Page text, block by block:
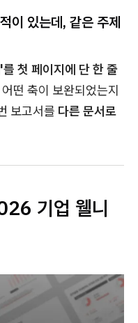
이 있는데, 같은 주제
첫 페이지에 단 한 줄
떤 축이 보완되었는지
보고서를 다른 문서로
기업 웰니